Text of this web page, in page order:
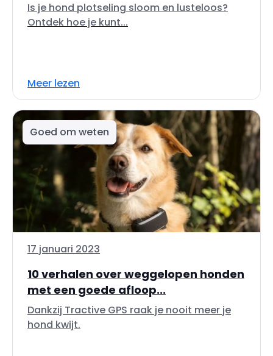
Is je hond plotseling sloom en lusteloos?
Ontdek hoe je kunt...
Meer lezen
Goed om weten
17 januari 2023
10 verhalen over weggelopen honden
met een goede afloop...
Dankzij Tractive GPS raak je nooit meer je
hond kwijt.